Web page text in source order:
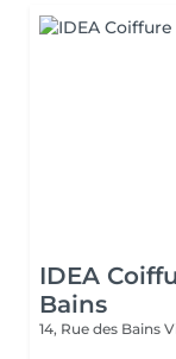
IDEA
Bains
14, Rue des Bains